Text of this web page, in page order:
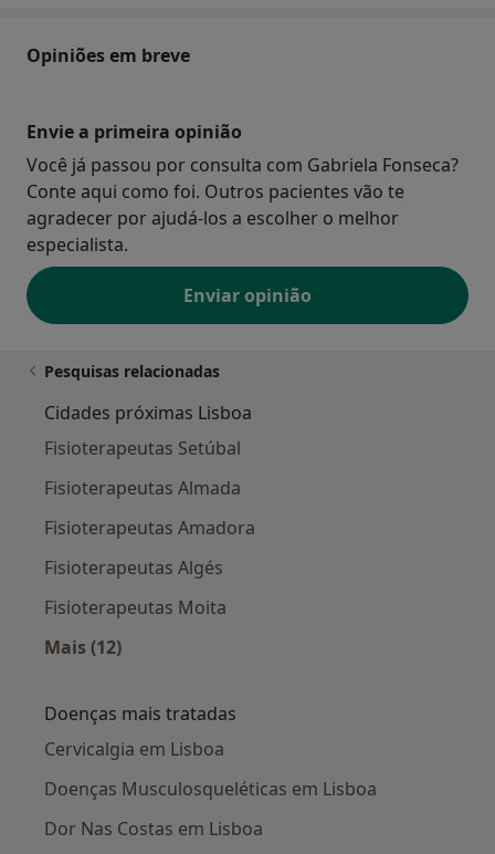
Opiniões em breve
Envie a primeira opinião
Você já passou por consulta com Gabriela Fonseca?
Conte aqui como foi. Outros pacientes vão te
agradecer por ajudá-los a escolher o melhor
especialista.
Enviar opinião
Pesquisas relacionadas
Cidades próximas Lisboa
Fisioterapeutas Setúbal
Fisioterapeutas Almada
Fisioterapeutas Amadora
Fisioterapeutas Algés
Fisioterapeutas Moita
Mais (12)
Doenças mais tratadas
Cervicalgia em Lisboa
Doenças Musculosqueléticas em Lisboa
Dor Nas Costas em Lisboa